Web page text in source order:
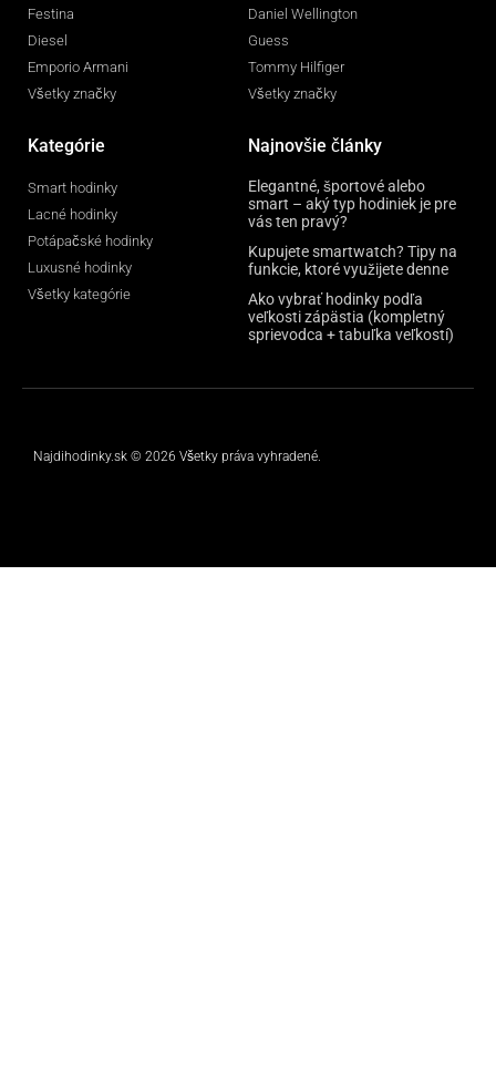
Festina
Diesel
Emporio Armani
Všetky značky
Daniel Wellington
Guess
Tommy Hilfiger
Všetky značky
Kategórie
Smart hodinky
Lacné hodinky
Potápačské hodinky
Luxusné hodinky
Všetky kategórie
Najnovšie články
Elegantné, športové alebo
smart – aký typ hodiniek je pre
vás ten pravý?
Kupujete smartwatch? Tipy na
funkcie, ktoré využijete denne
Ako vybrať hodinky podľa
veľkosti zápästia (kompletný
sprievodca + tabuľka veľkostí)
Najdihodinky.sk © 2026 Všetky práva vyhradené.